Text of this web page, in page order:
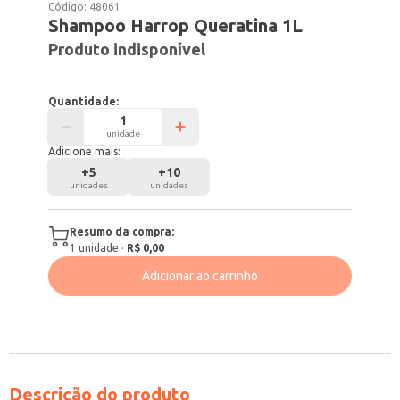
Código: 48061
Shampoo Harrop Queratina 1L
Produto indisponível
Quantidade:
unidade
Adicione mais:
+5
unidades
+10
unidades
Resumo da compra:
1 unidade · R$ 0,00
Adicionar ao carrinho
Descrição do produto